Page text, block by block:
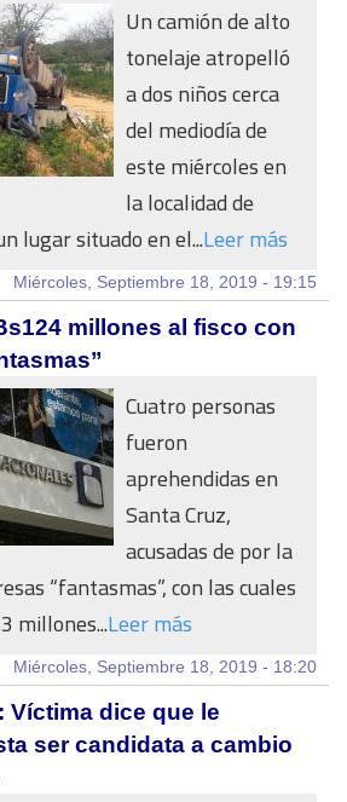
Un camión de alto
tonelaje atropelló
a dos niños cerca
del mediodía de
este miércoles en
la localidad de
lugar situado en el...Leer más
Miércoles, Septiembre 18, 2019 - 19:15
millones al fisco con
Cuatro personas
fueron
aprehendidas en
Santa Cruz,
acusadas de por la
“fantasmas”, con las cuales
millones...Leer más
Miércoles, Septiembre 18, 2019 - 18:20
Víctima dice que le
ser candidata a cambio